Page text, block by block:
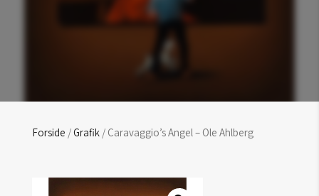
Forside /Grafik/ Caravaggio’s Angel – Ole Ahlberg